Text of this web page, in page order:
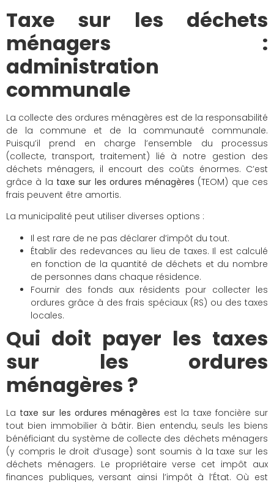
Taxe sur les déchets
ménagers :
administration
communale
La collecte des ordures ménagères est de la responsabilité
de la commune et de la communauté communale.
Puisqu’il prend en charge l’ensemble du processus
(collecte, transport, traitement) lié à notre gestion des
déchets ménagers, il encourt des coûts énormes. C’est
grâce à la taxe sur les ordures ménagères (TEOM) que ces
frais peuvent être amortis.
La municipalité peut utiliser diverses options :
Il est rare de ne pas déclarer d’impôt du tout.
Établir des redevances au lieu de taxes. Il est calculé
en fonction de la quantité de déchets et du nombre
de personnes dans chaque résidence.
Fournir des fonds aux résidents pour collecter les
ordures grâce à des frais spéciaux (RS) ou des taxes
locales.
Qui doit payer les taxes
sur les ordures
ménagères ?
La taxe sur les ordures ménagères est la taxe foncière sur
tout bien immobilier à bâtir. Bien entendu, seuls les biens
bénéficiant du système de collecte des déchets ménagers
(y compris le droit d’usage) sont soumis à la taxe sur les
déchets ménagers. Le propriétaire verse cet impôt aux
finances publiques, versant ainsi l’impôt à l’État. Où est